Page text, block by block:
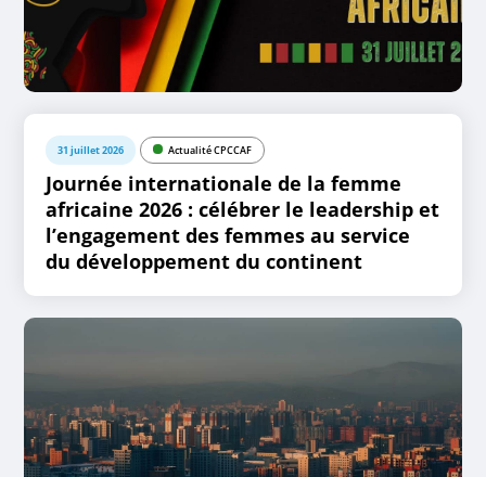
31 juillet 2026 Actualité CPCCAF
Journée internationale de la femme
africaine 2026 : célébrer le leadership et
l’engagement des femmes au service
du développement du continent